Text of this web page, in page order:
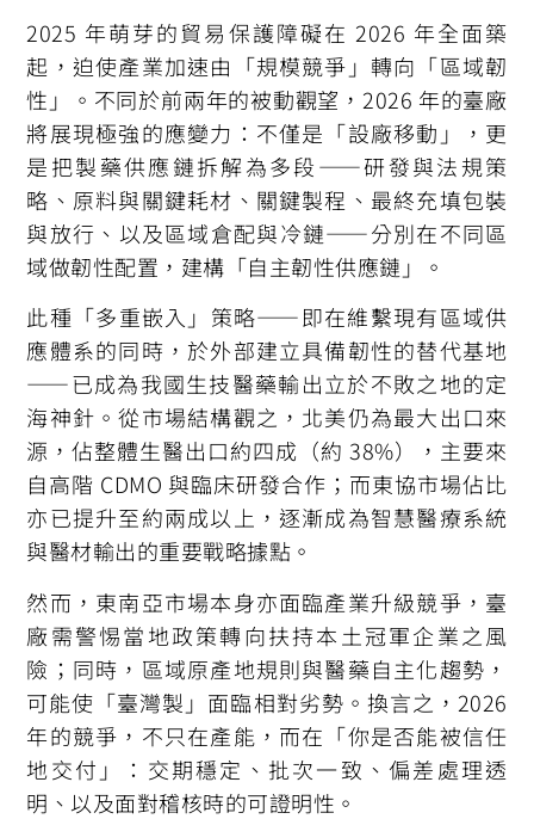
2025 年萌芽的貿易保護障礙在 2026 年全面築
起，迫使產業加速由「規模競爭」轉向「區域韌
性」。不同於前兩年的被動觀望，2026 年的臺廠
將展現極強的應變力：不僅是「設廠移動」，更
是把製藥供應鏈拆解為多段——研發與法規策
略、原料與關鍵耗材、關鍵製程、最終充填包裝
與放行、以及區域倉配與冷鏈——分別在不同區
域做韌性配置，建構「自主韌性供應鏈」。
此種「多重嵌入」策略——即在維繫現有區域供
應體系的同時，於外部建立具備韌性的替代基地
——已成為我國生技醫藥輸出立於不敗之地的定
海神針。從市場結構觀之，北美仍為最大出口來
源，佔整體生醫出口約四成（約 38%），主要來
自高階 CDMO 與臨床研發合作；而東協市場佔比
亦已提升至約兩成以上，逐漸成為智慧醫療系統
與醫材輸出的重要戰略據點。
然而，東南亞市場本身亦面臨產業升級競爭，臺
廠需警惕當地政策轉向扶持本土冠軍企業之風
險；同時，區域原產地規則與醫藥自主化趨勢，
可能使「臺灣製」面臨相對劣勢。換言之，2026
年的競爭，不只在產能，而在「你是否能被信任
地交付」：交期穩定、批次一致、偏差處理透
明、以及面對稽核時的可證明性。